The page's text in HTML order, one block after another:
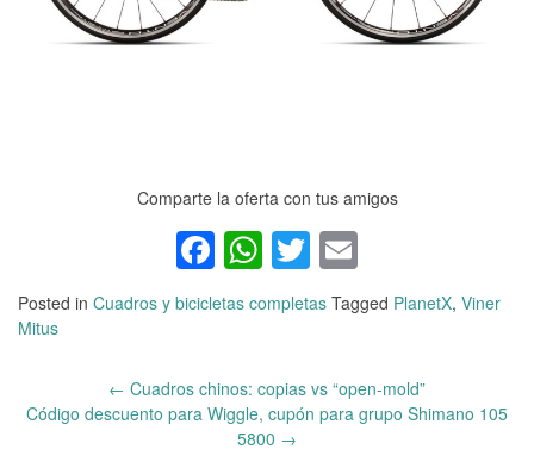
Comparte la oferta con tus amigos
Facebook
WhatsApp
Twitter
Posted in Cuadros y bicicletas completas Tagged PlanetX, Viner
Mitus
Post
← Cuadros chinos: copias vs “open-mold”
Código descuento para Wiggle, cupón para grupo Shimano 105
5800 →